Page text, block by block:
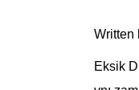
Written
Eksik